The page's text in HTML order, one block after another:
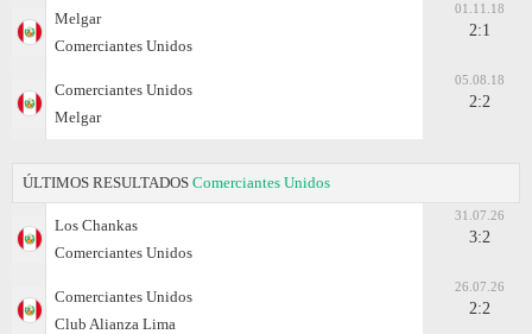
Melgar
Comerciantes Unidos
01.11.18
2:1
Comerciantes Unidos
Melgar
05.08.18
2:2
ÚLTIMOS RESULTADOS Comerciantes Unidos
Los Chankas
Comerciantes Unidos
31.07.26
3:2
Comerciantes Unidos
Club Alianza Lima
26.07.26
2:2